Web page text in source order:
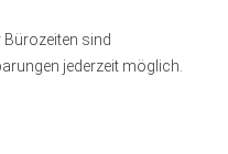
sind
jederzeit möglich.